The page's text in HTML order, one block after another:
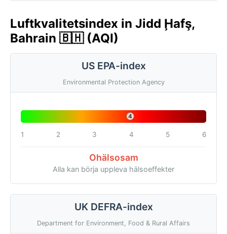
Luftkvalitetsindex in Jidd Ḩafş,
Bahrain 🇧🇭 (AQI)
US EPA-index
Environmental Protection Agency
4
1 2 3 4 5 6
Ohälsosam
Alla kan börja uppleva hälsoeffekter
UK DEFRA-index
Department for Environment, Food & Rural Affairs